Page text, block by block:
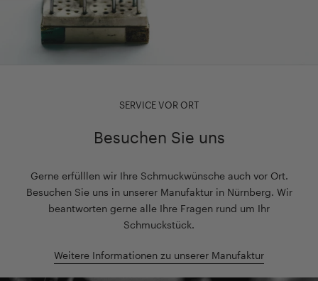
SERVICE VOR ORT
Besuchen Sie uns
Gerne erfülllen wir Ihre Schmuckwünsche auch vor Ort.
Besuchen Sie uns in unserer Manufaktur in Nürnberg. Wir
beantworten gerne alle Ihre Fragen rund um Ihr
Schmuckstück.
Weitere Informationen zu unserer Manufaktur